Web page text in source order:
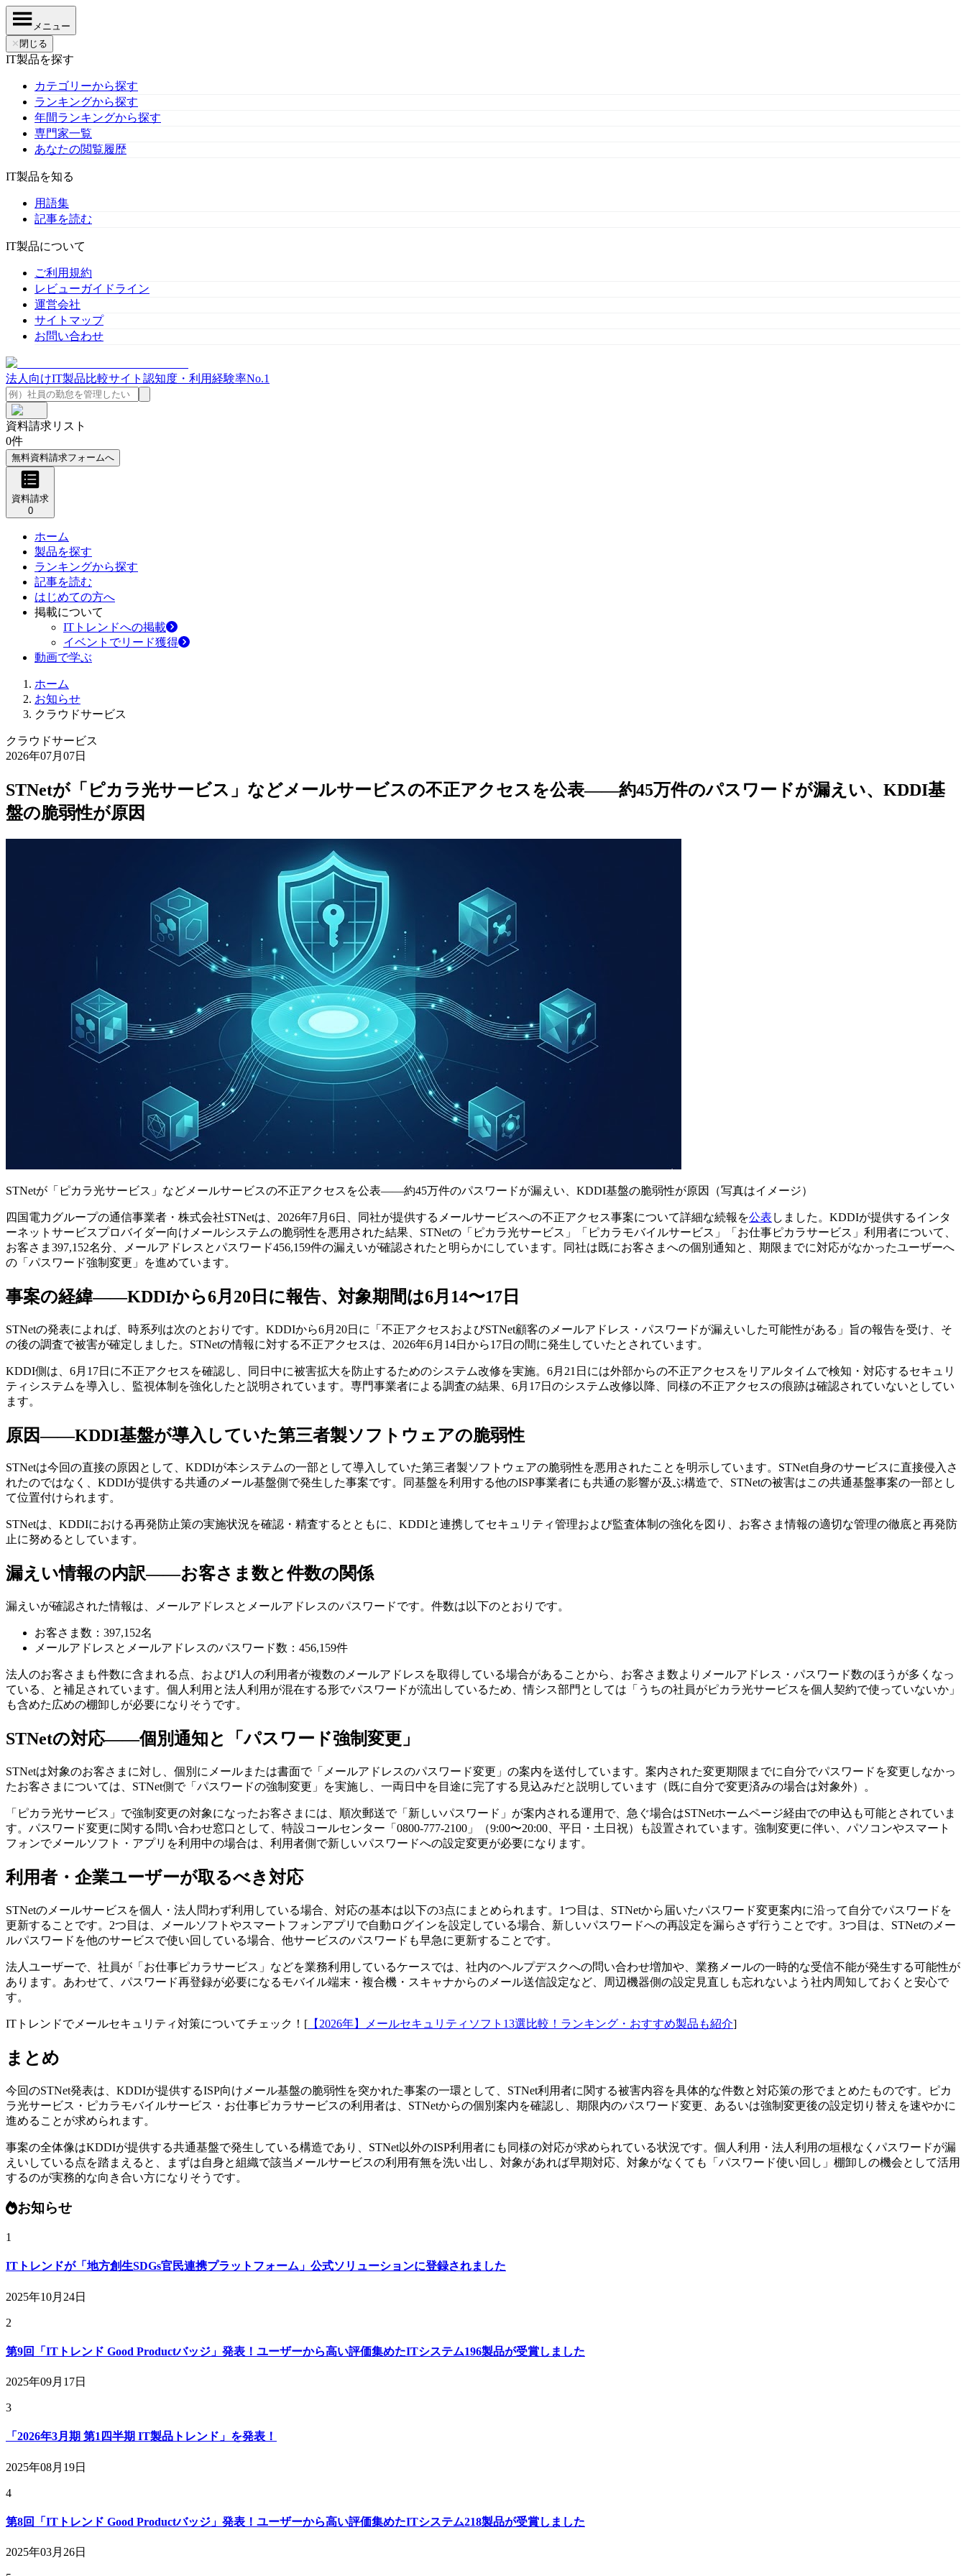
メニュー
✕ 閉じる
IT製品を探す
カテゴリーから探す
ランキングから探す
年間ランキングから探す
専門家一覧
あなたの閲覧履歴
IT製品を知る
用語集
記事を読む
IT製品について
ご利用規約
レビューガイドライン
運営会社
サイトマップ
お問い合わせ
法人向けIT製品比較サイト 認知度・利用経験率No.1
資料請求リスト
0件
無料資料請求フォームへ
資料請求
0
ホーム
製品を探す
ランキングから探す
記事を読む
はじめての方へ
掲載について
ITトレンドへの掲載
イベントでリード獲得
動画で学ぶ
ホーム
お知らせ
クラウドサービス
クラウドサービス
2026年07月07日
STNetが「ピカラ光サービス」などメールサービスの不正アクセスを公表——約45万件のパスワードが漏えい、KDDI基
盤の脆弱性が原因
STNetが「ピカラ光サービス」などメールサービスの不正アクセスを公表——約45万件のパスワードが漏えい、KDDI基盤の脆弱性が原因 （写真はイメージ）
四国電力グループの通信事業者・株式会社STNetは、2026年7月6日、同社が提供するメールサービスへの不正アクセス事案について詳細な続報を公表 しました。KDDIが提供するインタ
ーネットサービスプロバイダー向けメールシステムの脆弱性を悪用された結果、STNetの「ピカラ光サービス」「ピカラモバイルサービス」「お仕事ピカラサービス」利用者について、
お客さま397,152名分、メールアドレスとパスワード456,159件の漏えいが確認されたと明らかにしています。同社は既にお客さまへの個別通知と、期限までに対応がなかったユーザーへ
の「パスワード強制変更」を進めています。
事案の経緯——KDDIから6月20日に報告、対象期間は6月14〜17日
STNetの発表によれば、時系列は次のとおりです。KDDIから6月20日に「不正アクセスおよびSTNet顧客のメールアドレス・パスワードが漏えいした可能性がある」旨の報告を受け、そ
の後の調査で被害が確定しました。STNetの情報に対する不正アクセスは、2026年6月14日から17日の間に発生していたとされています。
KDDI側は、6月17日に不正アクセスを確認し、同日中に被害拡大を防止するためのシステム改修を実施。6月21日には外部からの不正アクセスをリアルタイムで検知・対応するセキュリ
ティシステムを導入し、監視体制を強化したと説明されています。専門事業者による調査の結果、6月17日のシステム改修以降、同様の不正アクセスの痕跡は確認されていないとしてい
ます。
原因——KDDI基盤が導入していた第三者製ソフトウェアの脆弱性
STNetは今回の直接の原因として、KDDIが本システムの一部として導入していた第三者製ソフトウェアの脆弱性を悪用されたことを明示しています。STNet自身のサービスに直接侵入さ
れたのではなく、KDDIが提供する共通のメール基盤側で発生した事案です。同基盤を利用する他のISP事業者にも共通の影響が及ぶ構造で、STNetの被害はこの共通基盤事案の一部とし
て位置付けられます。
STNetは、KDDIにおける再発防止策の実施状況を確認・精査するとともに、KDDIと連携してセキュリティ管理および監査体制の強化を図り、お客さま情報の適切な管理の徹底と再発防
止に努めるとしています。
漏えい情報の内訳——お客さま数と件数の関係
漏えいが確認された情報は、メールアドレスとメールアドレスのパスワードです。件数は以下のとおりです。
お客さま数：397,152名
メールアドレスとメールアドレスのパスワード数：456,159件
法人のお客さまも件数に含まれる点、および1人の利用者が複数のメールアドレスを取得している場合があることから、お客さま数よりメールアドレス・パスワード数のほうが多くなっ
ている、と補足されています。個人利用と法人利用が混在する形でパスワードが流出しているため、情シス部門としては「うちの社員がピカラ光サービスを個人契約で使っていないか」
も含めた広めの棚卸しが必要になりそうです。
STNetの対応——個別通知と「パスワード強制変更」
STNetは対象のお客さまに対し、個別にメールまたは書面で「メールアドレスのパスワード変更」の案内を送付しています。案内された変更期限までに自分でパスワードを変更しなかっ
たお客さまについては、STNet側で「パスワードの強制変更」を実施し、一両日中を目途に完了する見込みだと説明しています（既に自分で変更済みの場合は対象外）。
「ピカラ光サービス」で強制変更の対象になったお客さまには、順次郵送で「新しいパスワード」が案内される運用で、急ぐ場合はSTNetホームページ経由での申込も可能とされていま
す。パスワード変更に関する問い合わせ窓口として、特設コールセンター「0800-777-2100」（9:00〜20:00、平日・土日祝）も設置されています。強制変更に伴い、パソコンやスマート
フォンでメールソフト・アプリを利用中の場合は、利用者側で新しいパスワードへの設定変更が必要になります。
利用者・企業ユーザーが取るべき対応
STNetのメールサービスを個人・法人問わず利用している場合、対応の基本は以下の3点にまとめられます。1つ目は、STNetから届いたパスワード変更案内に沿って自分でパスワードを
更新することです。2つ目は、メールソフトやスマートフォンアプリで自動ログインを設定している場合、新しいパスワードへの再設定を漏らさず行うことです。3つ目は、STNetのメー
ルパスワードを他のサービスで使い回している場合、他サービスのパスワードも早急に更新することです。
法人ユーザーで、社員が「お仕事ピカラサービス」などを業務利用しているケースでは、社内のヘルプデスクへの問い合わせ増加や、業務メールの一時的な受信不能が発生する可能性が
あります。あわせて、パスワード再登録が必要になるモバイル端末・複合機・スキャナからのメール送信設定など、周辺機器側の設定見直しも忘れないよう社内周知しておくと安心で
す。
ITトレンドでメールセキュリティ対策についてチェック！[ 【2026年】メールセキュリティソフト13選比較！ランキング・おすすめ製品も紹介]
まとめ
今回のSTNet発表は、KDDIが提供するISP向けメール基盤の脆弱性を突かれた事案の一環として、STNet利用者に関する被害内容を具体的な件数と対応策の形でまとめたものです。ピカ
ラ光サービス・ピカラモバイルサービス・お仕事ピカラサービスの利用者は、STNetからの個別案内を確認し、期限内のパスワード変更、あるいは強制変更後の設定切り替えを速やかに
進めることが求められます。
事案の全体像はKDDIが提供する共通基盤で発生している構造であり、STNet以外のISP利用者にも同様の対応が求められている状況です。個人利用・法人利用の垣根なくパスワードが漏
えいしている点を踏まえると、まずは自身と組織で該当メールサービスの利用有無を洗い出し、対象があれば早期対応、対象がなくても「パスワード使い回し」棚卸しの機会として活用
するのが実務的な向き合い方になりそうです。
お知らせ
1
ITトレンドが「地方創生SDGs官民連携プラットフォーム」公式ソリューションに登録されました
2025年10月24日
2
第9回「ITトレンド Good Productバッジ」発表！ユーザーから高い評価集めたITシステム196製品が受賞しました
2025年09月17日
3
「2026年3月期 第1四半期 IT製品トレンド」を発表！
2025年08月19日
4
第8回「ITトレンド Good Productバッジ」発表！ユーザーから高い評価集めたITシステム218製品が受賞しました
2025年03月26日